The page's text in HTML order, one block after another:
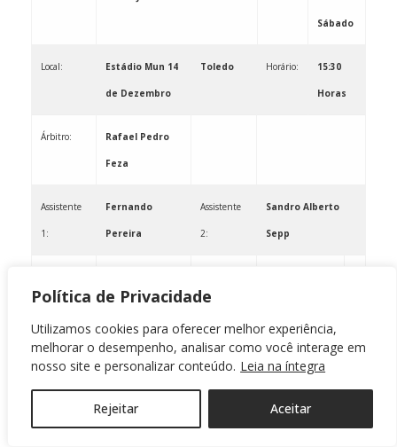
Política de Privacidade
Utilizamos cookies para oferecer melhor experiência,
melhorar o desempenho, analisar como você interage em
nosso site e personalizar conteúdo. Leia na íntegra
Rejeitar Aceitar
Sábado
Local: Estádio Mun 14
de Dezembro
Toledo Horário: 15:30
Horas
Árbitro: Rafael Pedro
Feza
Assistente
1:
Fernando
Pereira
Assistente
2:
Sandro Alberto
Sepp
Jogo: AC PARANAVAÍ X ÁGUIA F Data: 14/03/09
–